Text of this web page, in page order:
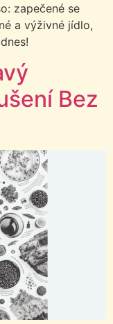
zapečené se
a výživné jídlo,
Bez